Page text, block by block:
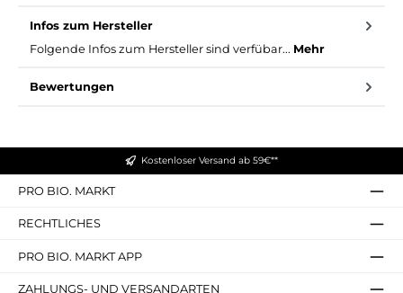
Infos zum Hersteller
Folgende Infos zum Hersteller sind verfübar... Mehr
Bewertungen
Kostenloser Versand ab 59€**
PRO BIO. MARKT
RECHTLICHES
PRO BIO. MARKT APP
ZAHLUNGS- UND VERSANDARTEN